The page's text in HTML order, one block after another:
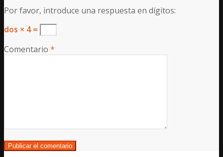
Por favor, introduce una respuesta en dígitos:
dos × 4 =
Comentario *